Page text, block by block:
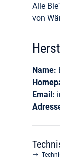
Alle
von
Name:
Email: